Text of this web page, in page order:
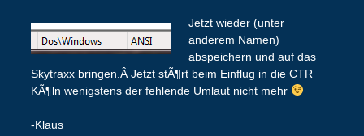
Jetzt wieder (unter
anderem Namen)
abspeichern und auf das
Skytraxx bringen.Â Jetzt stÃ¶rt beim Einflug in die CTR
KÃ¶ln wenigstens der fehlende Umlaut nicht mehr
-Klaus